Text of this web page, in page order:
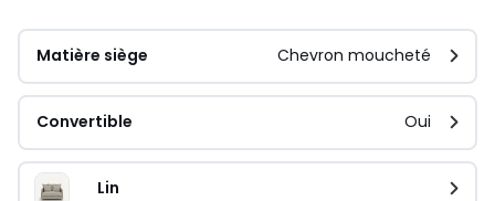
Matière siège Chevron moucheté
Convertible Oui
Lin